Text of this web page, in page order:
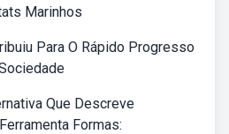
Marinhos
Para O Rápido Progresso
Que Descreve
Formas: